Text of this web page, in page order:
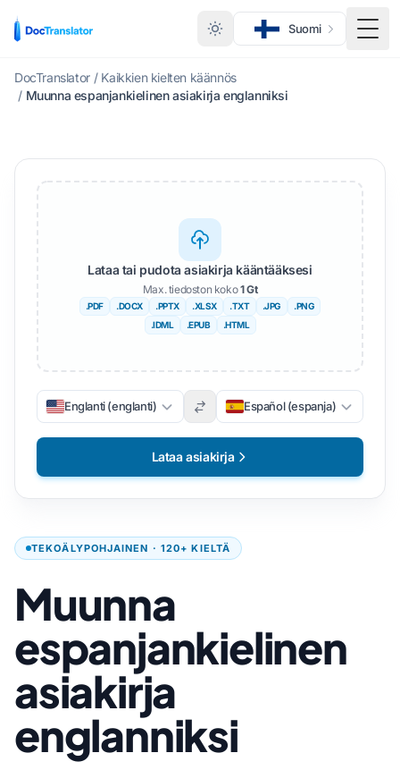
Suomi
DocTranslator / Kaikkien kielten käännös
/ Muunna espanjankielinen asiakirja englanniksi
TEKOÄLYPOHJAINEN · 120+ KIELTÄ
Muunna
espanjankielinen
asiakirja
englanniksi
Lataa tai pudota asiakirja kääntääksesi
Max. tiedoston koko1 Gt
.PDF .DOCX .PPTX .XLSX .TXT .JPG
.PNG
.IDML
.EPUB .HTML
Englanti (englanti) Español (espanja)
Lataa asiakirja